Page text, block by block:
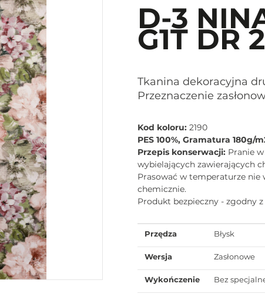
D-3
G1T DR
Tkanina dekoracyjna
Przeznaczenie
Kod koloru: 2190
PES 100%, Gramatura 180g/
Przepis konserwacji: Pranie
wybielających zawierających
Prasować w temperaturze nie
chemicznie.
Produkt bezpieczny - zgodny
Przędza Błysk
Wersja Zasłonowe
Wykończenie Bez